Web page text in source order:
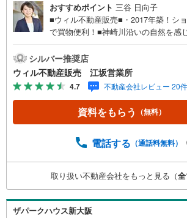
おすすめポイント 三谷 日向子
■ウィル不動産販売■・2017年築！シ
で買物便利！■神崎川沿いの自然を感
パー徒歩5分！他買物施設も充実！・
川駅前店」まで徒歩2分！・「キリン
徒歩8分！・「ファミリーマート 神崎
分！■共用施設充実の大規模マンショ
きで陽当たり良好の3LDK！■エント
ク・宅配ボックス完備！■室内段差の
リビングと洋室4.5帖をつなげて使え
て】■駐車場完備。お車でのご来場も
ペースもございますので、小さなお子
家族もお気軽にご来場ください！【
0】（定休日なし）火曜日・水曜日も
シルバー推奨店
ウィル不動産販売 江坂営業所
4.7 不動産会社レビュー 20件
資料をもらう （無料）
電話する （通話料無料）
取り扱い不動産会社をもっと見る（全
ザパークハウス新大阪